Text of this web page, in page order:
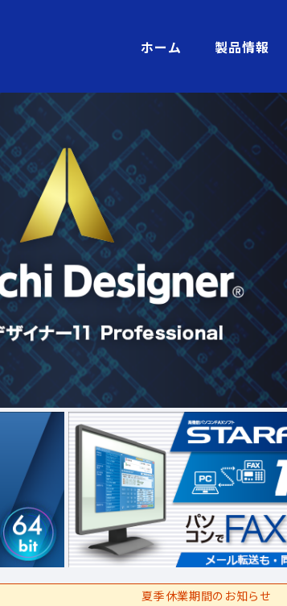
ホーム 製品情報
夏季休業期間のお知らせ